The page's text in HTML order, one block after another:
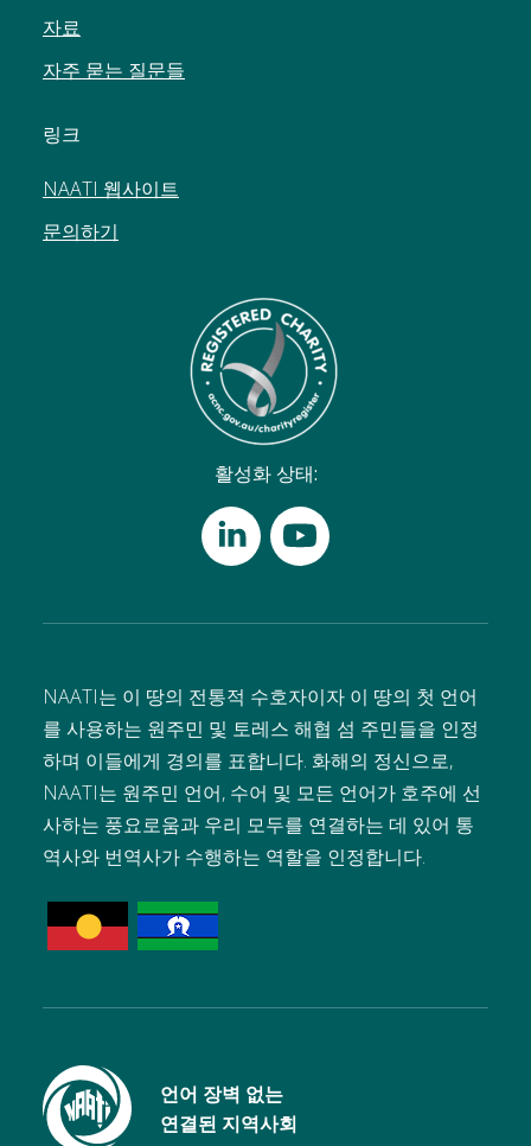
자료
자주 묻는 질문들
링크
NAATI 웹사이트
문의하기
활성화 상태:
NAATI는 이 땅의 전통적 수호자이자 이 땅의 첫 언어
를 사용하는 원주민 및 토레스 해협 섬 주민들을 인정
하며 이들에게 경의를 표합니다. 화해의 정신으로,
NAATI는 원주민 언어, 수어 및 모든 언어가 호주에 선
사하는 풍요로움과 우리 모두를 연결하는 데 있어 통
역사와 번역사가 수행하는 역할을 인정합니다.
언어 장벽 없는
연결된 지역사회